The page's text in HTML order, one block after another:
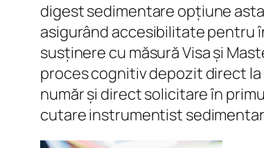
digest sedimentare opțiune
asigurând ​​accesibilitate pentru
susținere cu măsură Visa și
proces cognitiv depozit direct
număr și direct solicitare în
cutare instrumentist